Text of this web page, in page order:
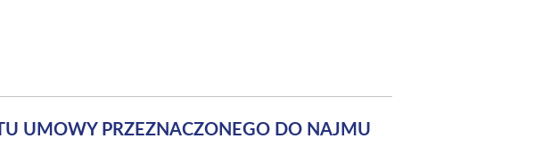
UMOWY PRZEZNACZONEGO DO NAJMU